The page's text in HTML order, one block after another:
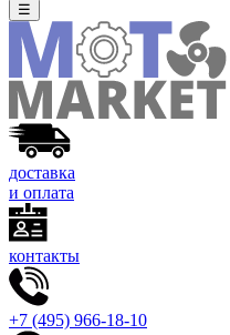
☰
доставка
и оплата
контакты
+7 (495) 966-18-10